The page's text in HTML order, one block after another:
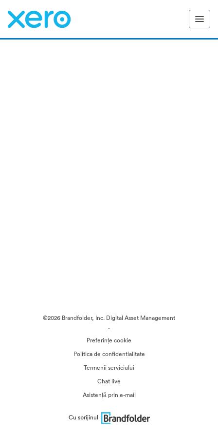
©2026 Brandfolder, Inc. Digital Asset Management
·
Preferințe cookie
Politica de confidentialitate
Termenii serviciului
Chat live
Asistență prin e-mail
Cu sprijinul